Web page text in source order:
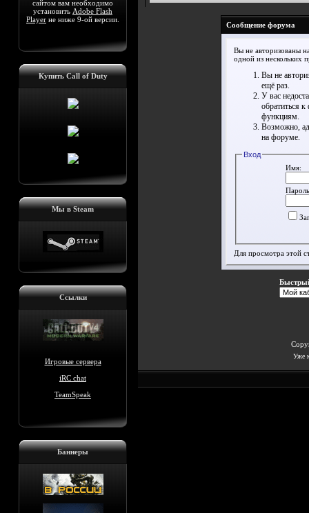
сайтом вам необходимо
установить Adobe Flash
Player не ниже 9-ой версии.
Купить Call of Duty
Мы в Steam
Ссылки
Игровые сервера
iRC chat
TeamSpeak
Баннеры
Сообщение форума
Вы не авторизованы
одной из нескольких
Вы не
ещё раз.
У вас
обратиться
функциям.
Возможно,
на форуме.
Вход
Имя:
Для просмотра этой
Уже